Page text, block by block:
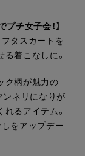
チ女子会！】
タスカートを
着こなしに。
ク柄が魅力の
ンネリになりが
るアイテム。
をアップデー